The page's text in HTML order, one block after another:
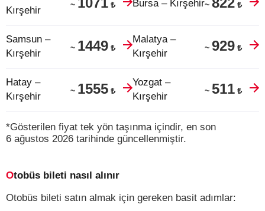
Kırşehir
~ ₺ Bursa – Kırşehir~ ₺
Samsun –
Kırşehir
~ 1449 ₺
Malatya –
Kırşehir
~ 929 ₺
Hatay –
Kırşehir
~ 1555 ₺
Yozgat –
Kırşehir
~ 511 ₺
*Gösterilen fiyat tek yön taşınma içindir, en son
6 ağustos 2026 tarihinde güncellenmiştir.
Otobüs bileti nasıl alınır
Otobüs bileti satın almak için gereken basit adımlar: